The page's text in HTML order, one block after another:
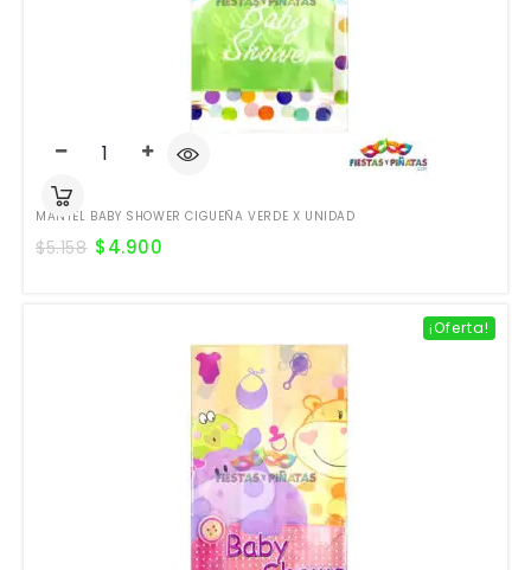
MANTEL BABY SHOWER CIGUEÑA VERDE X UNIDAD
$5.158 $4.900
¡Oferta!